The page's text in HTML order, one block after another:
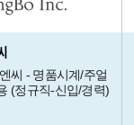
씨 - 명품시계/주얼
(정규직-신입/경력)